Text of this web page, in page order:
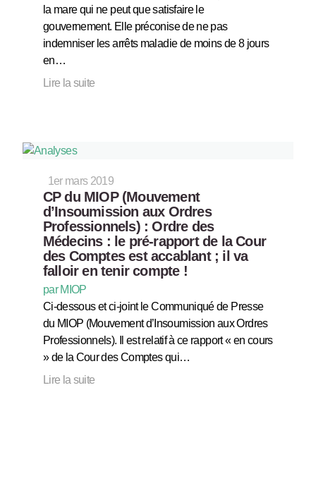
la mare qui ne peut que satisfaire le
gouvernement. Elle préconise de ne pas
indemniser les arrêts maladie de moins de 8 jours
en…
Lire la suite
1er mars 2019
CP du MIOP (Mouvement
d’Insoumission aux Ordres
Professionnels) : Ordre des
Médecins : le pré-rapport de la Cour
des Comptes est accablant ; il va
falloir en tenir compte !
par MIOP
Ci-dessous et ci-joint le Communiqué de Presse
du MIOP (Mouvement d’Insoumission aux Ordres
Professionnels). Il est relatif à ce rapport « en cours
» de la Cour des Comptes qui…
Lire la suite